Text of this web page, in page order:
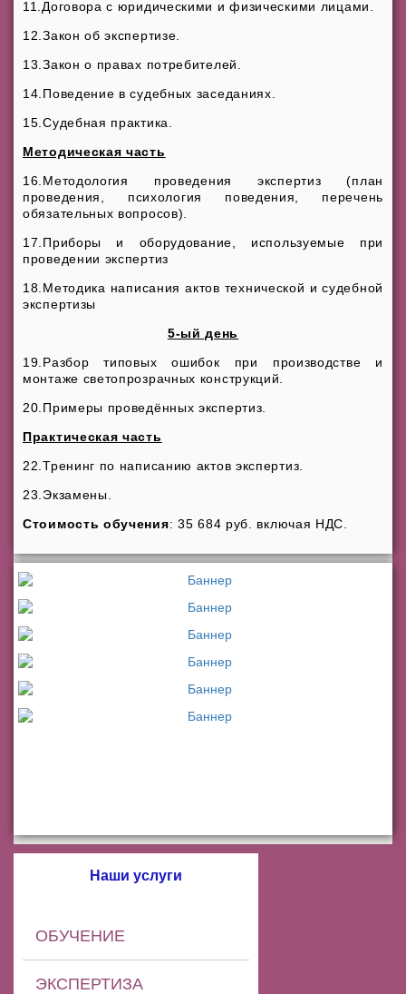
Наши услуги
ОБУЧЕНИЕ
ЭКСПЕРТИЗА
11.Договора с юридическими и физическими лицами.
12.Закон об экспертизе.
13.Закон о правах потребителей.
14.Поведение в судебных заседаниях.
15.Судебная практика.
Методическая часть
16.Методология проведения экспертиз (план
проведения, психология поведения, перечень
обязательных вопросов).
17.Приборы и оборудование, используемые при
проведении экспертиз
18.Методика написания актов технической и судебной
экспертизы
5-ый день
19.Разбор типовых ошибок при производстве и
монтаже светопрозрачных конструкций.
20.Примеры проведённых экспертиз.
Практическая часть
22.Тренинг по написанию актов экспертиз.
23.Экзамены.
Стоимость обучения: 35 684 руб. включая НДС.